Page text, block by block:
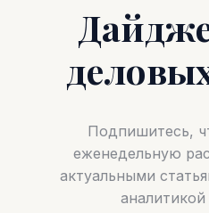
Подпишитесь,
еженедельную
актуальными